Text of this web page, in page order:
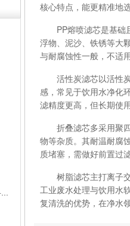
核心特点，能更精准地
PP熔喷滤芯是基础且
浮物、泥沙、铁锈等大
与耐腐蚀性一般，不适
活性炭滤芯以活性炭
感，常见于饮用水净化
滤精度更高，但长期使
折叠滤芯多采用聚四
物等杂质。其耐温耐腐
质堵塞，需做好前置过滤
树脂滤芯主打离子交
工业废水处理与饮用水
复清洗的优势，在净水
GE-FlotrexTMPN(FPN)滤芯-北京GE滤芯代理